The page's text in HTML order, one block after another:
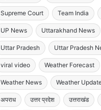
Supreme Court Team India
UP News Uttarakhand News
Uttar Pradesh Uttar Pradesh
viral video Weather Forecast
Weather News Weather
अपराध उत्तर प्रदेश उत्तराखंड